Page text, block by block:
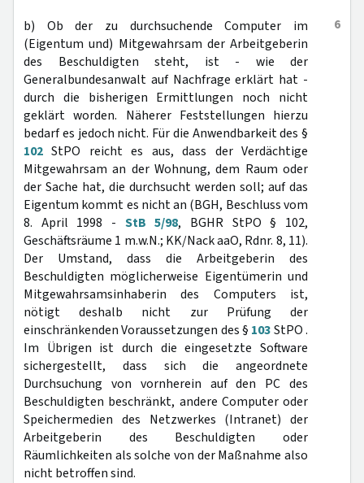
6
b) Ob der zu durchsuchende Computer im
(Eigentum und) Mitgewahrsam der Arbeitgeberin
des Beschuldigten steht, ist - wie der
Generalbundesanwalt auf Nachfrage erklärt hat -
durch die bisherigen Ermittlungen noch nicht
geklärt worden. Näherer Feststellungen hierzu
bedarf es jedoch nicht. Für die Anwendbarkeit des §
102 StPO reicht es aus, dass der Verdächtige
Mitgewahrsam an der Wohnung, dem Raum oder
der Sache hat, die durchsucht werden soll; auf das
Eigentum kommt es nicht an (BGH, Beschluss vom
8. April 1998 - StB 5/98, BGHR StPO § 102,
Geschäftsräume 1 m.w.N.; KK/Nack aaO, Rdnr. 8, 11).
Der Umstand, dass die Arbeitgeberin des
Beschuldigten möglicherweise Eigentümerin und
Mitgewahrsamsinhaberin des Computers ist,
nötigt deshalb nicht zur Prüfung der
einschränkenden Voraussetzungen des § 103StPO .
Im Übrigen ist durch die eingesetzte Software
sichergestellt, dass sich die angeordnete
Durchsuchung von vornherein auf den PC des
Beschuldigten beschränkt, andere Computer oder
Speichermedien des Netzwerkes (Intranet) der
Arbeitgeberin des Beschuldigten oder
Räumlichkeiten als solche von der Maßnahme also
nicht betroffen sind.